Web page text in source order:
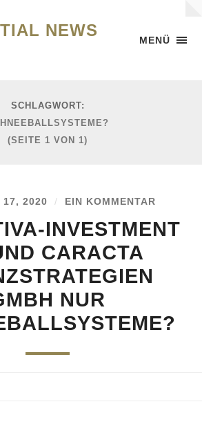
MENÜ
NEWS
SCHLAGWORT:
(SEITE 1 VON 1)
17, 2020 / EIN KOMMENTAR
INVESTMENT
CARACTA
NUR